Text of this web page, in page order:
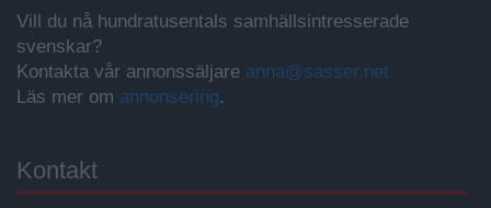
Vill du nå hundratusentals samhällsintresserade
svenskar?
Kontakta vår annonssäljare anna@sasser.net
Läs mer om annonsering.
Kontakt